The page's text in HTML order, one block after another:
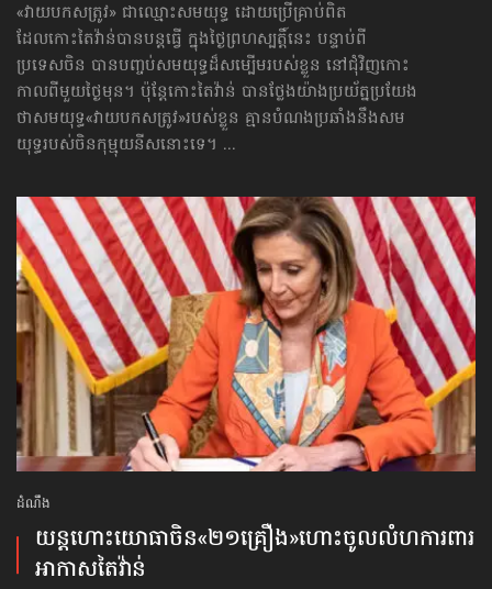
«វាយបកសត្រូវ» ជាឈ្មោះសមយុទ្ធ ដោយប្រើគ្រាប់ពិត
ដែលកោះតៃវ៉ាន់បានបន្តធ្វើ ក្នុងថ្ងៃព្រហស្បត្តិ៍នេះ បន្ទាប់ពី
ប្រទេសចិន បានបញ្ចប់សមយុទ្ធដ៏សម្បើមរបស់ខ្លួន នៅជុំវិញកោះ
កាលពីមួយថ្ងៃមុន។ ប៉ុន្តែកោះតៃវ៉ាន់ បានថ្លែងយ៉ាងប្រយ័ត្នប្រយែង
ថាសមយុទ្ធ​«វាយបកសត្រូវ»​របស់ខ្លួន គ្មានបំណងប្រឆាំង​នឹងសម
យុទ្ធរបស់​ចិនកុម្មុយនីស​នោះទេ។ ...
ដំណឹង
យន្ដហោះ​យោធាចិន​«២១គ្រឿង»​ហោះចូលលំហការពារ
អាកាសតៃវ៉ាន់